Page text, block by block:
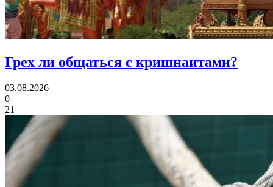
Грех ли общаться с кришнаитами?
03.08.2026
0
21